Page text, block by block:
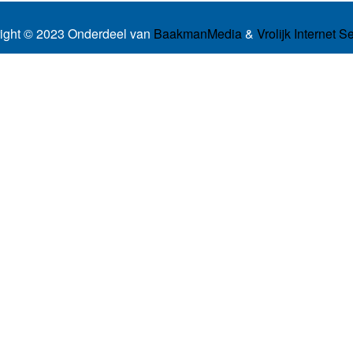
© 2023 Onderdeel van BaakmanMedia& Vrolijk Internet